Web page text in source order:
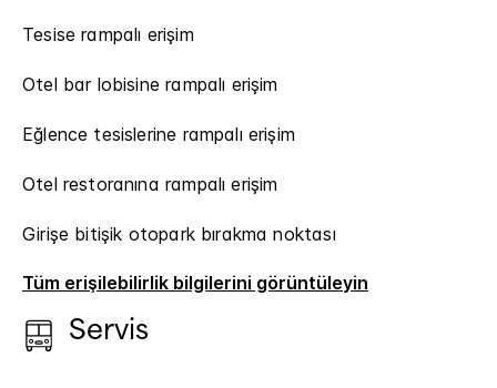
Tesise rampalı erişim
Otel bar lobisine rampalı erişim
Eğlence tesislerine rampalı erişim
Otel restoranına rampalı erişim
Girişe bitişik otopark bırakma noktası
Tüm erişilebilirlik bilgilerini görüntüleyin
Servis